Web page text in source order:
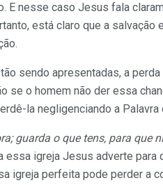
E nesse caso Jesus fala
está claro que a salvação
sendo apresentadas, a
se o homem não der essa
la negligenciando a Palavra
guarda o que tens, para que
igreja Jesus adverte para
igreja perfeita pode perder a